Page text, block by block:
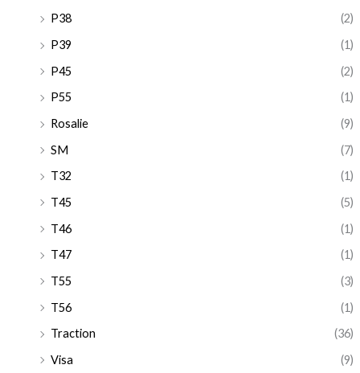
P38
(2)
P39
(1)
P45
(2)
P55
(1)
Rosalie
(9)
SM
(7)
T32
(1)
T45
(5)
T46
(1)
T47
(1)
T55
(3)
T56
(1)
Traction
(36)
Visa
(9)